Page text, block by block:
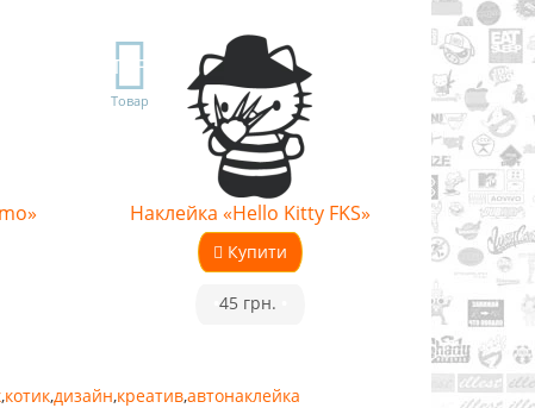
TOP
Товар
Наклейка «Hello Kitty FKS»
Купити
45 грн.
,котик,дизайн,креатив,автонаклейка